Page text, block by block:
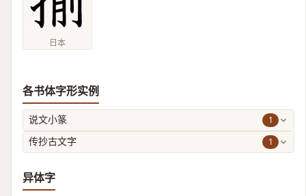
日本
各书体字形实例
说文小篆 1
传抄古文字 1
异体字